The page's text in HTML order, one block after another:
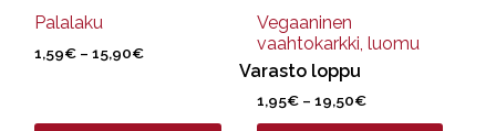
Palalaku
1,59€ – 15,90€Hintaluokka:
sivulla.
Vegaaninen
vaahtokarkki, luomu
Varasto loppu
1,95€ – 19,50€Hintaluokka:
1,95€
sivulla.